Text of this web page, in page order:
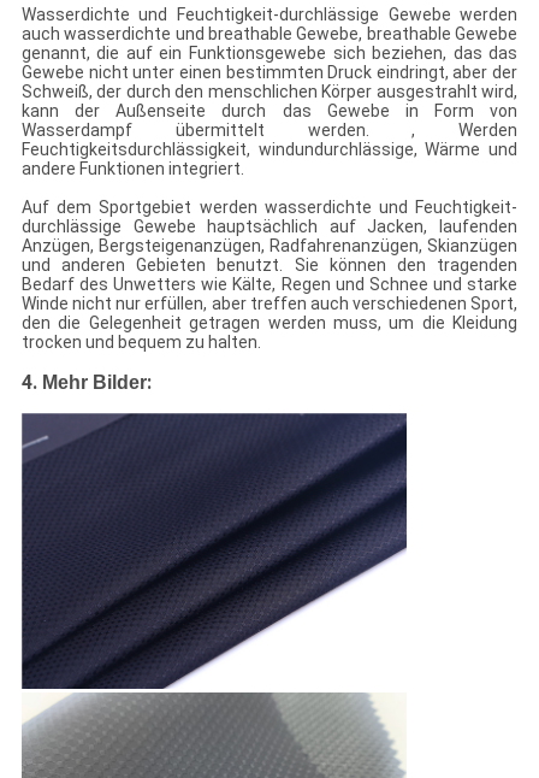
Wasserdichte und Feuchtigkeit-durchlässige Gewebe werden
auch wasserdichte und breathable Gewebe, breathable Gewebe
genannt, die auf ein Funktionsgewebe sich beziehen, das das
Gewebe nicht unter einen bestimmten Druck eindringt, aber der
Schweiß, der durch den menschlichen Körper ausgestrahlt wird,
kann der Außenseite durch das Gewebe in Form von
Wasserdampf übermittelt werden. , Werden
Feuchtigkeitsdurchlässigkeit, windundurchlässige, Wärme und
andere Funktionen integriert.
Auf dem Sportgebiet werden wasserdichte und Feuchtigkeit-
durchlässige Gewebe hauptsächlich auf Jacken, laufenden
Anzügen, Bergsteigenanzügen, Radfahrenanzügen, Skianzügen
und anderen Gebieten benutzt. Sie können den tragenden
Bedarf des Unwetters wie Kälte, Regen und Schnee und starke
Winde nicht nur erfüllen, aber treffen auch verschiedenen Sport,
den die Gelegenheit getragen werden muss, um die Kleidung
trocken und bequem zu halten.
4. Mehr Bilder: